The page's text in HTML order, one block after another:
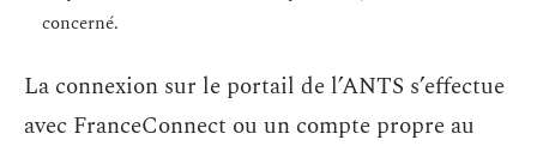
concerné.
La connexion sur le portail de l’ANTS s’effectue
avec FranceConnect ou un compte propre au